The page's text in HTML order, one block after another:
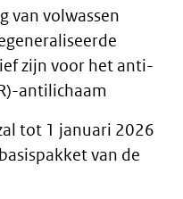
van volwassen
zijn voor het anti-
antilichaam
tot 1 januari 2026
van de